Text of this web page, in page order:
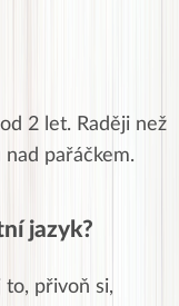
2 let. Raději než
pařáčkem.
jazyk?
to, přivoň si,